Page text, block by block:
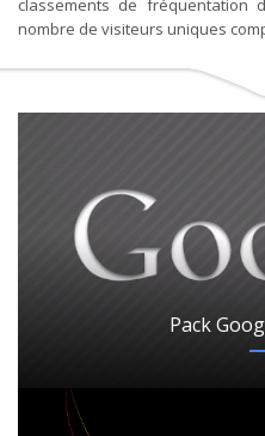
classements de fréquentation
nombre de visiteurs uniques
Pack